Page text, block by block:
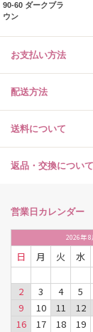
90-60 ダークブラ
ウン
お支払い方法
配送方法
送料について
返品・交換について
営業日カレンダー
2026年8
日 月 火 水
2
3 4 5
9
10 11 12
16
17 18 19